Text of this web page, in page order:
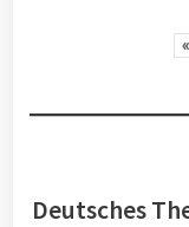
«
Deutsches